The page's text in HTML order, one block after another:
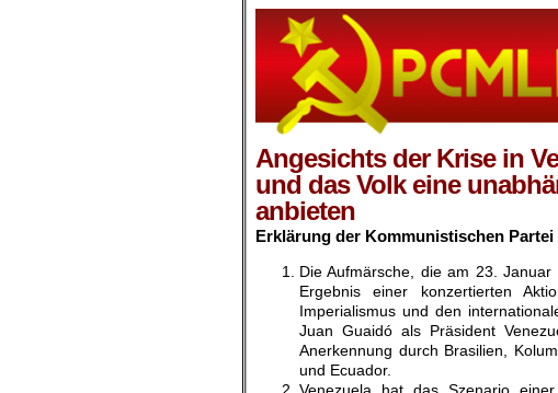
Angesichts der Krise in
und das Volk eine
anbieten
Erklärung der Kommunistischen
Die Aufmärsche, die am 23.
Ergebnis einer konzertierten
Imperialismus und den
Juan Guaidó als Präsident
Anerkennung durch Brasilien,
und Ecuador.
Venezuela hat das Szenario